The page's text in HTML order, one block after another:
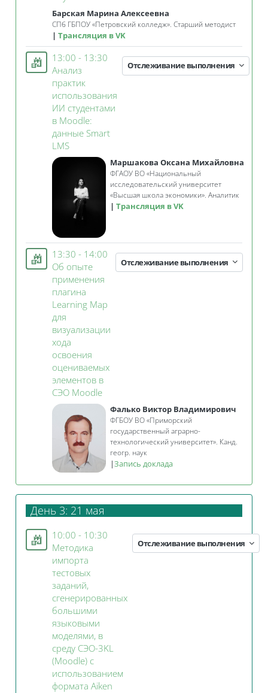
Барская Марина Алексеевна
СПб ГБПОУ «Петровский колледж». Старший методист
Трансляция в VK
13:00 - 13:30
Анализ
практик
использования
ИИ студентами
в Moodle:
данные Smart
LMSЗанятие 3KL
Отслеживание выполнения
Маршакова Оксана Михайловна
ФГАОУ ВО «Национальный
исследовательский университет
«Высшая школа экономики». Аналитик
Трансляция в VK
13:30 - 14:00
Об опыте
применения
плагина
Learning Map
для
визуализации
хода
освоения
оцениваемых
элементов в
СЭО MoodleЗанятие 3KL
Отслеживание выполнения
Фалько Виктор Владимирович
ФГБОУ ВО «Приморский
государственный аграрно-
технологический университет». Канд.
геогр. наук
|Запись доклада
День 3: 21 мая
10:00 - 10:30
Методика
импорта
тестовых
заданий,
сгенерированных
большими
языковыми
моделями, в
среду СЭО-3KL
(Moodle) с
использованием
формата Aiken
Отслеживание выполнения